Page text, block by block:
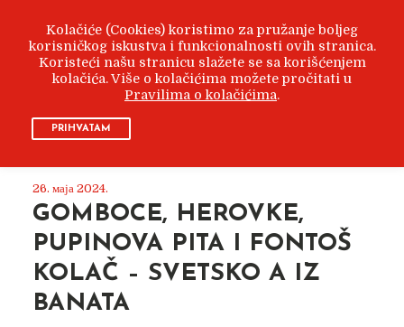
26. маја 2024.
GOMBOCE, HEROVKE,
PUPINOVA PITA I FONTOŠ
KOLAČ – SVETSKO A IZ
BANATA
Kolačiće (Cookies) koristimo za pružanje boljeg
korisničkog iskustva i funkcionalnosti ovih stranica.
Koristeći našu stranicu slažete se sa korišćenjem
kolačića. Više o kolačićima možete pročitati u
Pravilima o kolačićima.
PRIHVATAM